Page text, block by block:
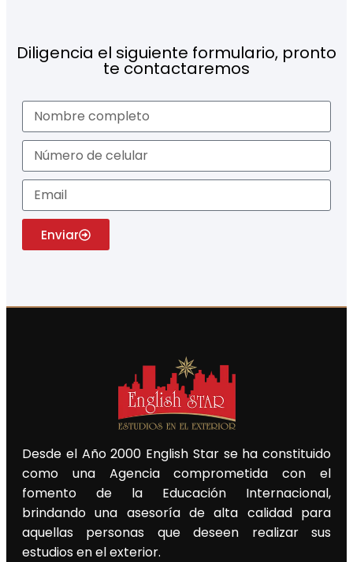
Diligencia el siguiente formulario, pronto
te contactaremos
Enviar
Desde el Año 2000 English Star se ha constituido
como una Agencia comprometida con el
fomento de la Educación Internacional,
brindando una asesoría de alta calidad para
aquellas personas que deseen realizar sus
estudios en el exterior.